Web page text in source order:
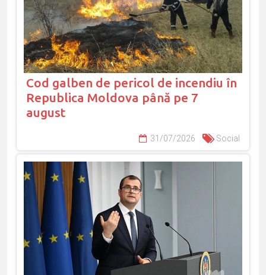
Cod galben de pericol de incendiu în
Republica Moldova până pe 7
august
31/07/2026 Social